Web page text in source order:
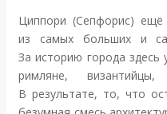
Циппори (Сепфорис)
из самых больших и
За историю города здесь
римляне,
В результате, то, что